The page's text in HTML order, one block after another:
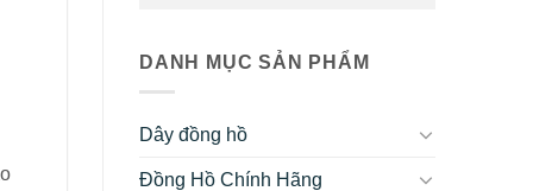
DANH MỤC SẢN PHẨM
Dây đồng hồ
Đồng Hồ Chính Hãng